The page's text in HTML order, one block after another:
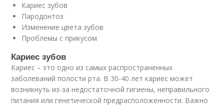
Кариес зубов
Пародонтоз
Изменение цвета зубов
Проблемы с прикусом
Кариес зубов
Кариес – это одно из самых распространенных
заболеваний полости рта. В 30-40 лет кариес может
возникнуть из-за недостаточной гигиены, неправильного
питания или генетической предрасположенности. Важно